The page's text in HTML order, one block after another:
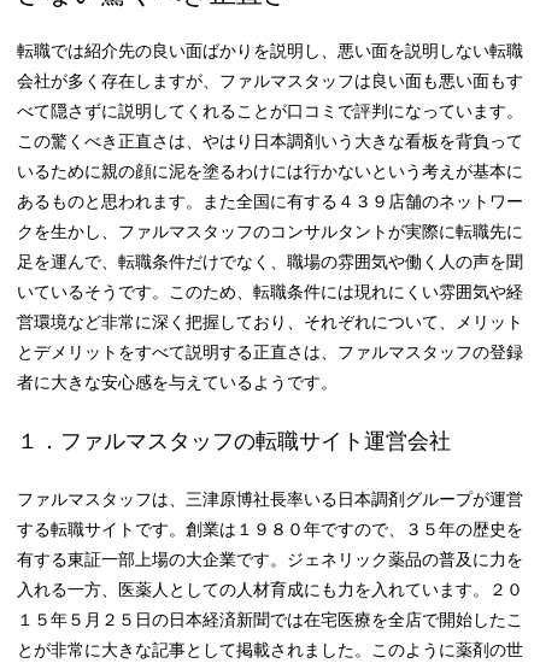
転職では紹介先の良い面ばかりを説明し、悪い面を説明しない転職
会社が多く存在しますが、ファルマスタッフは良い面も悪い面もす
べて隠さずに説明してくれることが口コミで評判になっています。
この驚くべき正直さは、やはり日本調剤いう大きな看板を背負って
いるために親の顔に泥を塗るわけには行かないという考えが基本に
あるものと思われます。また全国に有する４３９店舗のネットワー
クを生かし、ファルマスタッフのコンサルタントが実際に転職先に
足を運んで、転職条件だけでなく、職場の雰囲気や働く人の声を聞
いているそうです。このため、転職条件には現れにくい雰囲気や経
営環境など非常に深く把握しており、それぞれについて、メリット
とデメリットをすべて説明する正直さは、ファルマスタッフの登録
者に大きな安心感を与えているようです。
１．ファルマスタッフの転職サイト運営会社
ファルマスタッフは、三津原博社長率いる日本調剤グループが運営
する転職サイトです。創業は１９８０年ですので、３５年の歴史を
有する東証一部上場の大企業です。ジェネリック薬品の普及に力を
入れる一方、医薬人としての人材育成にも力を入れています。２０
１５年５月２５日の日本経済新聞では在宅医療を全店で開始したこ
とが非常に大きな記事として掲載されました。このように薬剤の世